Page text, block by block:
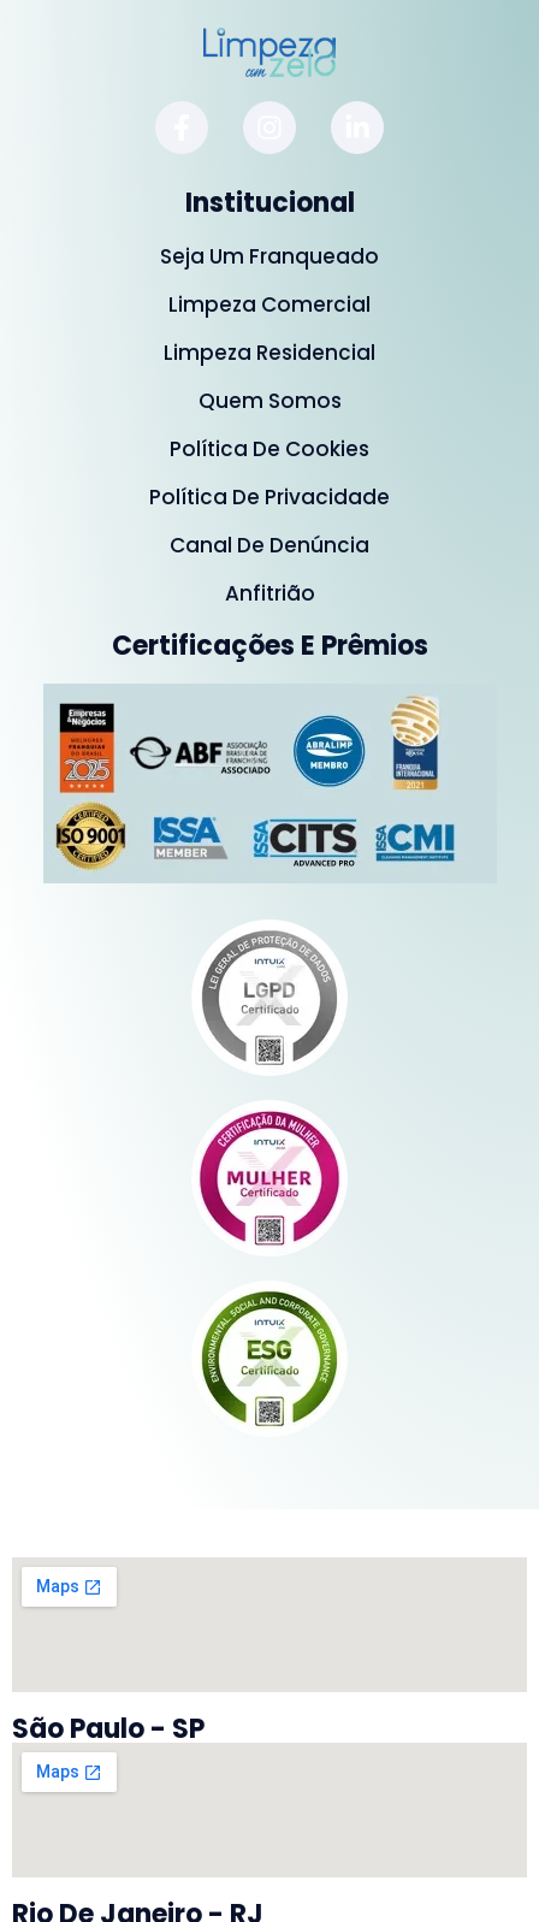
Institucional
Seja Um Franqueado
Limpeza Comercial
Limpeza Residencial
Quem Somos
Política De Cookies
Política De Privacidade
Canal De Denúncia
Anfitrião
Certificações E Prêmios
São Paulo - SP
Rio De Janeiro - RJ